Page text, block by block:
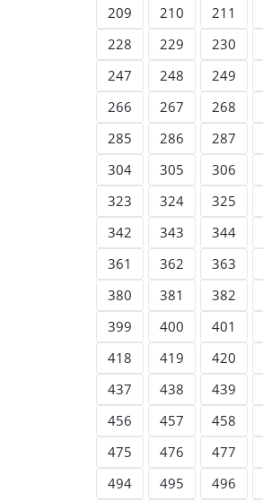
209
210 211
228
229 230
247
248 249
266
267 268
285
286 287
304
305 306
323
324 325
342
343 344
361
362 363
380
381 382
399
400 401
418
419 420
437
438 439
456
457 458
475
476 477
494
495 496